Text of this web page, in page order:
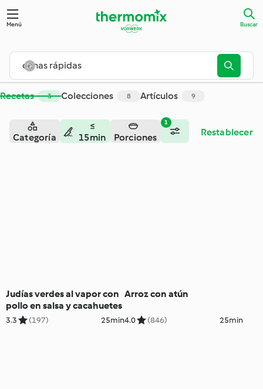
Menú Buscar
Recetas 3 Colecciones 8 Artículos 9
1
Categoría
≤
15min
Porciones Restablecer
Judías verdes al vapor con
pollo en salsa y cacahuetes
3.3 (197) 25min
Arroz con atún
4.0 (846) 25min